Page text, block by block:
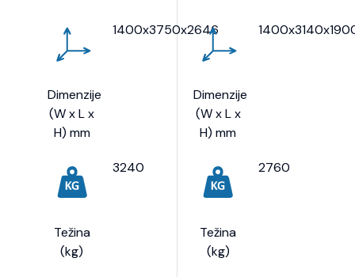
Dimenzije
(W x L x
H) mm
1400x3750x2646
Težina
(kg)
3240
Dimenzije
(W x L x
H) mm
Težina
(kg)
2760